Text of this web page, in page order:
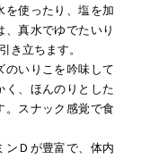
を使ったり、塩を加
、真水でゆでたいり
き立ちます。
いりこを吟味して
く、ほんのりとした
。スナック感覚で食
Ｄが豊富で、体内